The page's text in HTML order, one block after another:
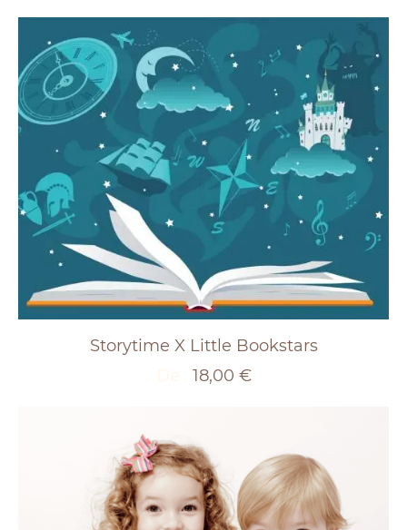
Storytime X Little Bookstars
18,00 €